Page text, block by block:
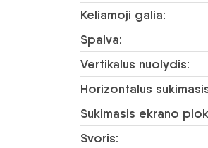
Keliamoji galia:
Spalva:
Vertikalus nuolydis:
Horizontalus
Sukimasis ekrano
Svoris: